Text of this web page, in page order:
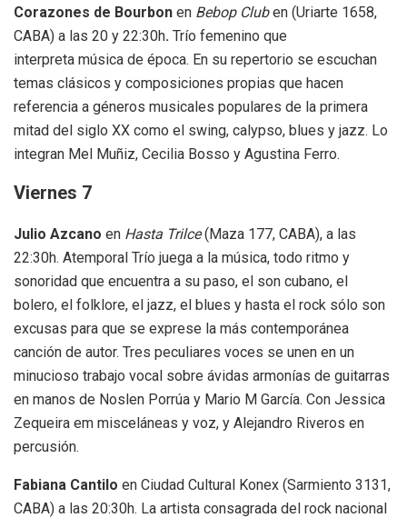
Corazones de Bourbon en Bebop Cluben (Uriarte 1658,
CABA) a las 20 y 22:30h. Trío femenino que
interpreta música de época. En su repertorio se escuchan
temas clásicos y composiciones propias que hacen
referencia a géneros musicales populares de la primera
mitad del siglo XX como el swing, calypso, blues y jazz. Lo
integran Mel Muñiz, Cecilia Bosso y Agustina Ferro.
Viernes 7
Julio Azcano en Hasta Trilce (Maza 177, CABA), a las
22:30h. Atemporal Trío juega a la música, todo ritmo y
sonoridad que encuentra a su paso, el son cubano, el
bolero, el folklore, el jazz, el blues y hasta el rock sólo son
excusas para que se exprese la más contemporánea
canción de autor. Tres peculiares voces se unen en un
minucioso trabajo vocal sobre ávidas armonías de guitarras
en manos de Noslen Porrúa y Mario M García. Con Jessica
Zequeira em misceláneas y voz, y Alejandro Riveros en
percusión.
Fabiana Cantilo en Ciudad Cultural Konex (Sarmiento 3131,
CABA) a las 20:30h. La artista consagrada del rock nacional